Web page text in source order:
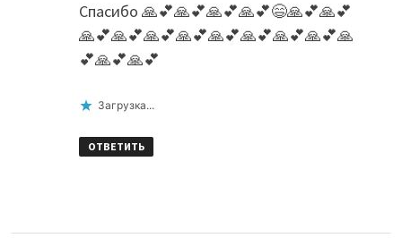
Спасибо 🙏💕🙏💕🙏💕🙏💕😄🙏💕🙏💕
🙏💕🙏💕🙏💕🙏💕🙏💕🙏💕🙏💕🙏💕🙏
💕🙏💕🙏💕
Загрузка...
ОТВЕТИТЬ